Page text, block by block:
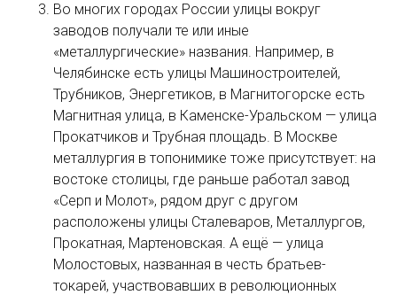
Во многих городах России улицы вокруг
заводов получали те или иные
«металлургические» названия. Например, в
Челябинске есть улицы Машиностроителей,
Трубников, Энергетиков, в Магнитогорске есть
Магнитная улица, в Каменске-Уральском — улица
Прокатчиков и Трубная площадь. В Москве
металлургия в топонимике тоже присутствует: на
востоке столицы, где раньше работал завод
«Серп и Молот», рядом друг с другом
расположены улицы Сталеваров, Металлургов,
Прокатная, Мартеновская. А ещё — улица
Молостовых, названная в честь братьев-
токарей, участвовавших в революционных